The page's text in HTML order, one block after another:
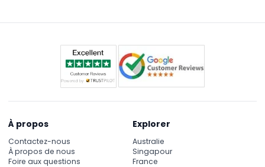
À propos
Contactez-nous
À propos de nous
Foire aux questions
Explorer
Australie
Singapour
France